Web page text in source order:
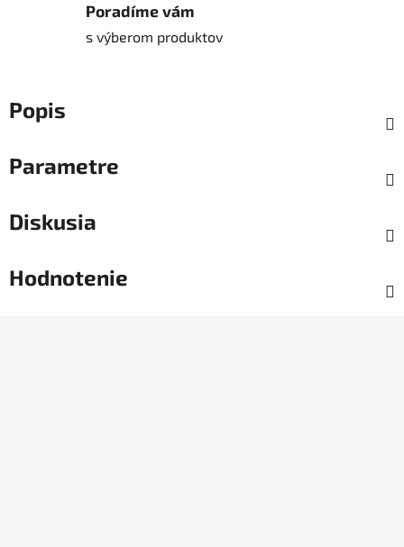
Poradíme vám
s výberom produktov
Popis
Parametre
Diskusia
Hodnotenie